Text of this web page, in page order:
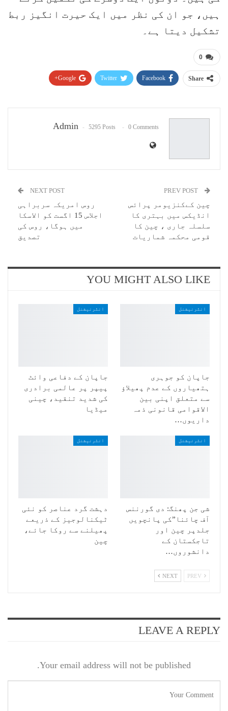
ہیں، جو ان کی نظر میں ایک حیرت انگیز ربط
تشکیل دیتا ہے۔
0
Share
Facebook
Twitter
Google+
Admin 5295 Posts 0 Comments
چین کےکنزیومر پرائس
انڈیکس میں بہتری کا
سلسلہ جاری ، چین کا
قومی محکمہ شماریات
NEXT POST
روس امریکہ سربراہی
اجلاس 15 اگست کو الاسکا
میں ہوگا، روس کی
تصدیق
YOU MIGHT ALSO LIKE
انٹرنیشنل
جاپان کو جوہری
ہتھیاروں کے عدم پھیلاؤ
سے متعلق اپنی بین
الاقوامی قانونی ذمہ
داریوں…
انٹرنیشنل
جاپان کے دفاعی وائٹ
پیپر پر عالمی برادری
کی شدید تنقید، چینی
میڈیا
انٹرنیشنل
شی جن پھنگ: دی گورننس
آف چائنا”کی پانچویں
جلدپر چین اور
تاجکستان کے
دانشوروں…
انٹرنیشنل
دہشت گرد عناصر کو نئی
ٹیکنالوجیز کے ذریعے
پھیلنے سے روکا جائے،
چین
NEXT
LEAVE A REPLY
Your email address will not be published.